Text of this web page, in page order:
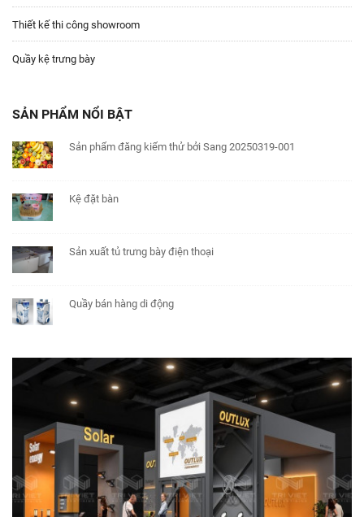
Thiết kế thi công showroom
Quầy kệ trưng bày
SẢN PHẨM NỔI BẬT
Sản phẩm đăng kiểm thử bởi Sang 20250319-001
Kệ đặt bàn
Sản xuất tủ trưng bày điện thoại
Quầy bán hàng di động